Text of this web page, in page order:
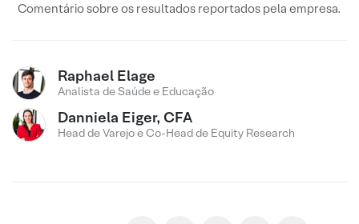
Comentário sobre os resultados reportados pela empresa.
Raphael Elage
Analista de Saúde e Educação
Danniela Eiger, CFA
Head de Varejo e Co-Head de Equity Research